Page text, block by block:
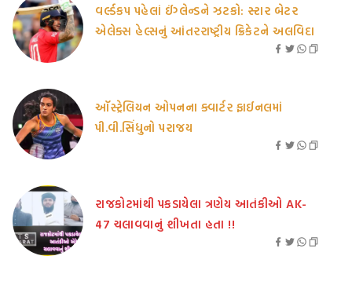
વર્લ્ડકપ પહેલાં ઈંગ્લેન્ડને ઝટકો: સ્ટાર બેટર
એલેક્સ હેલ્સનું આંતરરાષ્ટ્રીય ક્રિકેટને અલવિદા
ઑસ્ટ્રેલિયન ઓપનના ક્વાર્ટર ફાઈનલમાં
પી.વી.સિંધુનો પરાજય
રાજકોટમાંથી પકડાયેલા ત્રણેય આતંકીઓ AK-
47 ચલાવવાનું શીખતા હતા !!